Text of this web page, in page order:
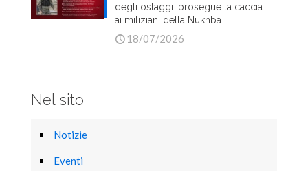
degli ostaggi: prosegue la caccia
ai miliziani della Nukhba
18/07/2026
Nel sito
Notizie
Eventi